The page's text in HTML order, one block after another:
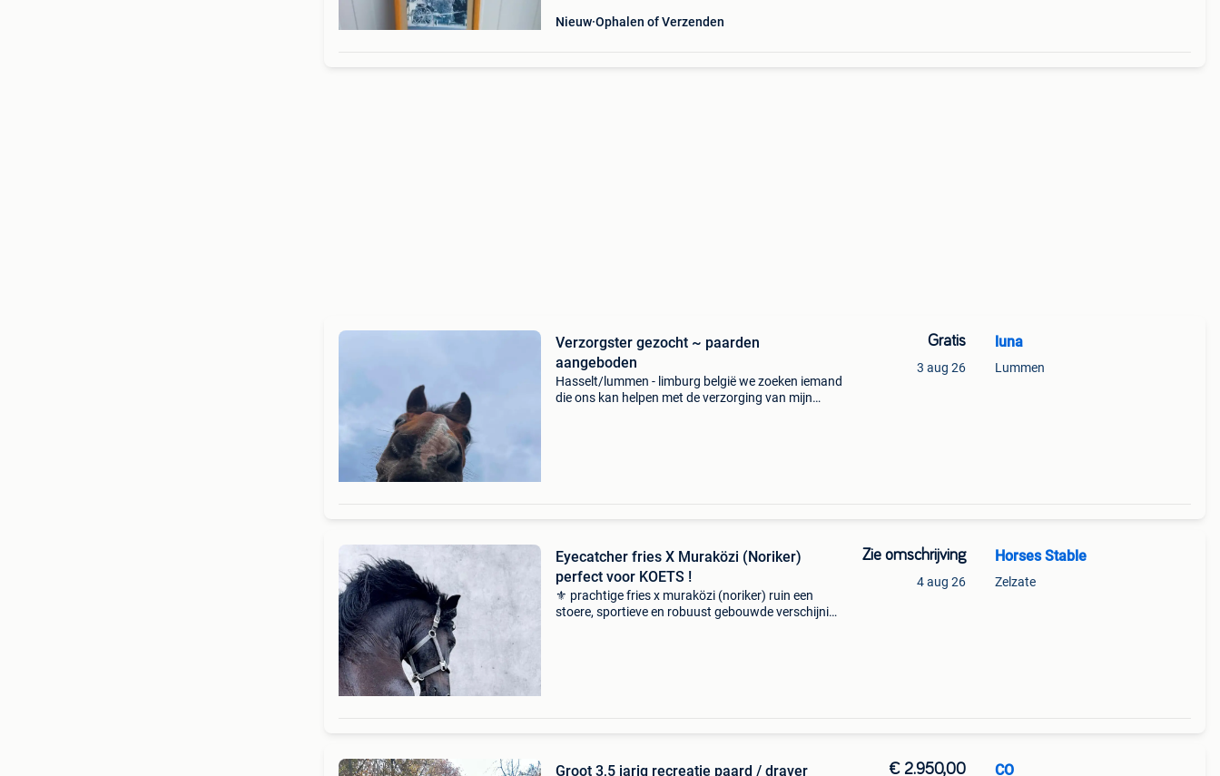
Nieuw Ophalen of Verzenden
Verzorgster gezocht ~ paarden
aangeboden
Hasselt/lummen - limburg belgië we zoeken iemand
die ons kan helpen met de verzorging van mijn
Gratis
3 aug 26
luna
Lummen
Eyecatcher fries X Muraközi (Noriker)
perfect voor KOETS !
⚜️ prachtige fries x muraközi (noriker) ruin een
stoere, sportieve en robuust gebouwde verschijning
Zie omschrijving
4 aug 26
Horses Stable
Zelzate
Groot 3,5 jarig recreatie paard / draver
€ 2.950,00 CO